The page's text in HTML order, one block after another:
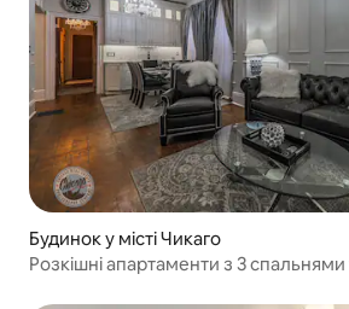
Будинок у місті Чикаго
Розкішні апартаменти з 3